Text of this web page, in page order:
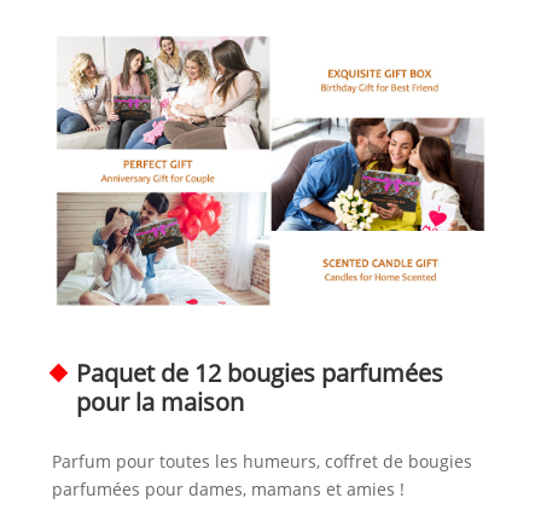
Paquet de 12 bougies parfumées
pour la maison
Parfum pour toutes les humeurs, coffret de bougies
parfumées pour dames, mamans et amies !